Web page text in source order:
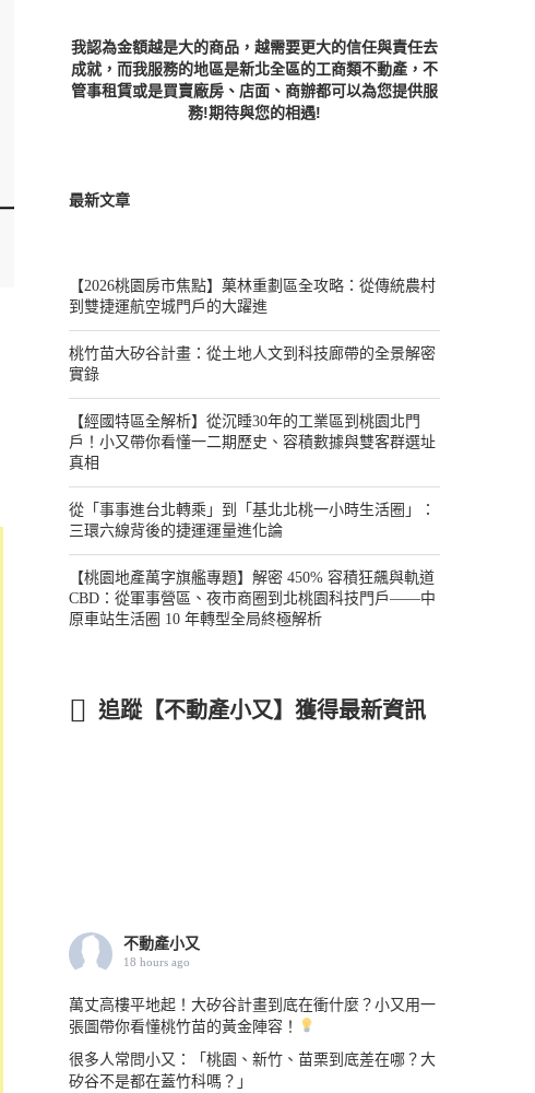
我認為金額越是大的商品，越需要更大的信任與責任去
成就，而我服務的地區是新北全區的工商類不動產，不
管事租賃或是買賣廠房、店面、商辦都可以為您提供服
務!期待與您的相遇!
最新文章
【2026桃園房市焦點】菓林重劃區全攻略：從傳統農村
到雙捷運航空城門戶的大躍進
桃竹苗大矽谷計畫：從土地人文到科技廊帶的全景解密
實錄
【經國特區全解析】從沉睡30年的工業區到桃園北門
戶！小又帶你看懂一二期歷史、容積數據與雙客群選址
真相
從「事事進台北轉乘」到「基北北桃一小時生活圈」：
三環六線背後的捷運運量進化論
【桃園地產萬字旗艦專題】解密 450% 容積狂飆與軌道
CBD：從軍事營區、夜市商圈到北桃園科技門戶——中
原車站生活圈 10 年轉型全局終極解析
追蹤【不動產小又】獲得最新資訊
不動產小又
18 hours ago
萬丈高樓平地起！大矽谷計畫到底在衝什麼？小又用一
張圖帶你看懂桃竹苗的黃金陣容！
很多人常問小又：「桃園、新竹、苗栗到底差在哪？大
矽谷不是都在蓋竹科嗎？」